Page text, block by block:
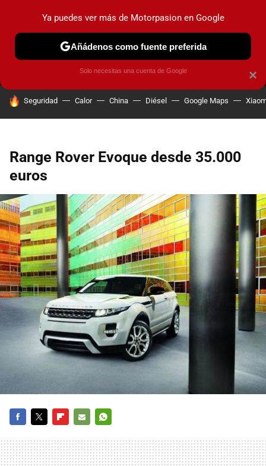
MENÚ NUEVO
COCHES ELÉCTRICOS OBSERVATORIO
HOY SE HABLA DE
Seguridad Calor China Diésel Google Maps
Range Rover Evoque desde 35.000
euros
MAIL
×
Ya puedes ver más de Motorpasion en Google
Añádenos como fuente preferida
Solo necesitas una cuenta de Google